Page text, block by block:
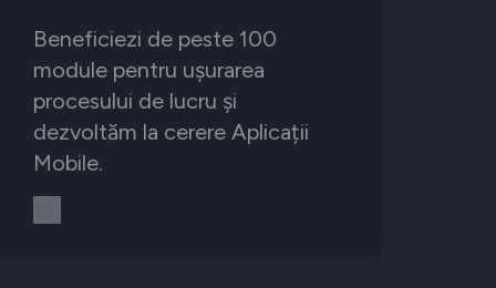
Beneficiezi de peste 100
module pentru ușurarea
procesului de lucru și
dezvoltăm la cerere Aplicații
Mobile.